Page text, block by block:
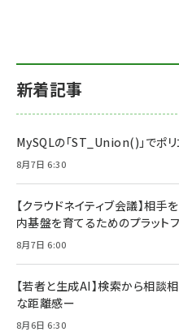
新着記事
MySQLの「ST_Union()」でポ
8月7日 6:30
【クラウドネイティブ会議】相
内基盤を育てるためのプラット
8月7日 6:00
【若者と生成AI】検索から相談
な距離感ー
8月6日 6:30